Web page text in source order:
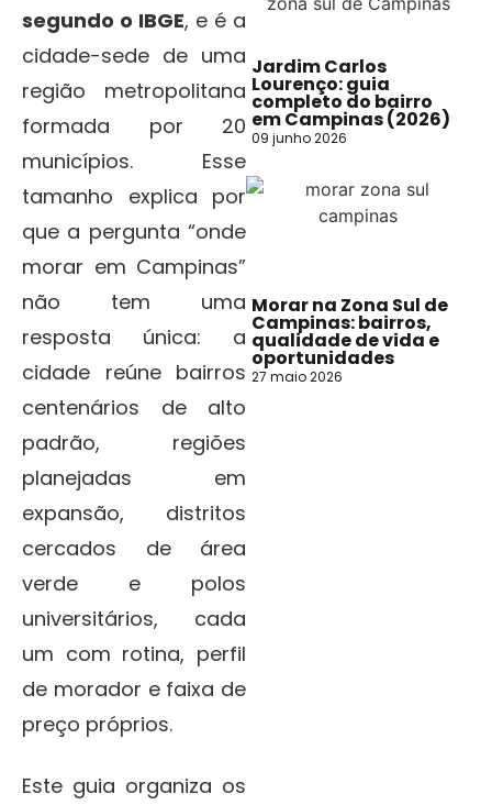
segundo o IBGE, e é a
cidade-sede de uma
região metropolitana
formada por 20
municípios. Esse
tamanho explica por
que a pergunta “onde
morar em Campinas”
não tem uma
resposta única: a
cidade reúne bairros
centenários de alto
padrão, regiões
planejadas em
expansão, distritos
cercados de área
verde e polos
universitários, cada
um com rotina, perfil
de morador e faixa de
preço próprios.
Este guia organiza os
Jardim Carlos
Lourenço: guia
completo do bairro
em Campinas (2026)
09 junho 2026
Morar na Zona Sul de
Campinas: bairros,
qualidade de vida e
oportunidades
27 maio 2026